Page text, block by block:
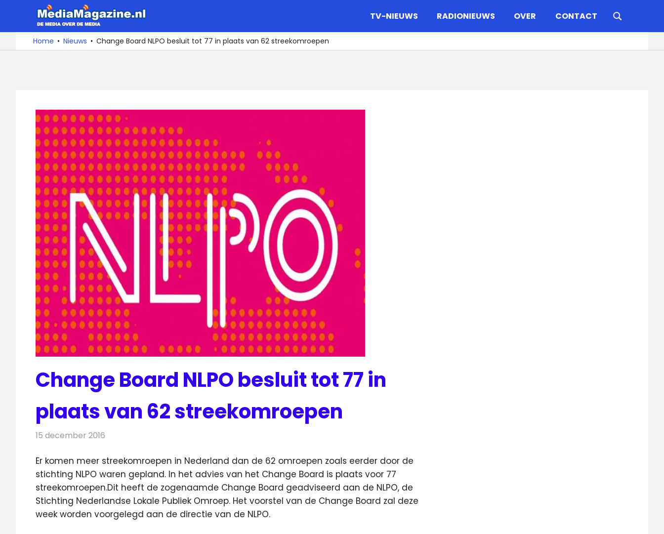
de
De
media
over
TV-NIEUWS RADIONIEUWS OVER CONTACT
Home Nieuws Change Board NLPO besluit tot 77 in plaats van 62 streekomroepen
Change Board NLPO besluit tot 77 in
plaats van 62 streekomroepen
15 december 2016
Er komen meer streekomroepen in Nederland dan de 62 omroepen zoals eerder door de
stichting NLPO waren gepland. In het advies van het Change Board is plaats voor 77
streekomroepen.Dit heeft de zogenaamde Change Board geadviseerd aan de NLPO, de
Stichting Nederlandse Lokale Publiek Omroep. Het voorstel van de Change Board zal deze
week worden voorgelegd aan de directie van de NLPO.